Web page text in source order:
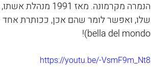
bella del mondo)!
https://youtu.be/-VsmF9m_Nt8